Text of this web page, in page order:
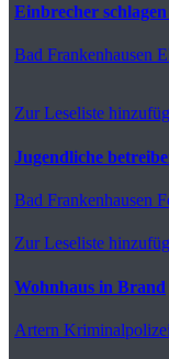
Einbrecher
Bad Frankenhausen
Zur Leseliste
Jugendliche
Bad Frankenhausen
Zur Leseliste
Wohnhaus in Brand
Artern